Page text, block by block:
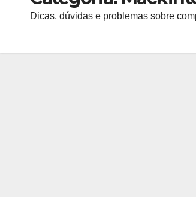
Dicas, dúvidas e problemas sobre